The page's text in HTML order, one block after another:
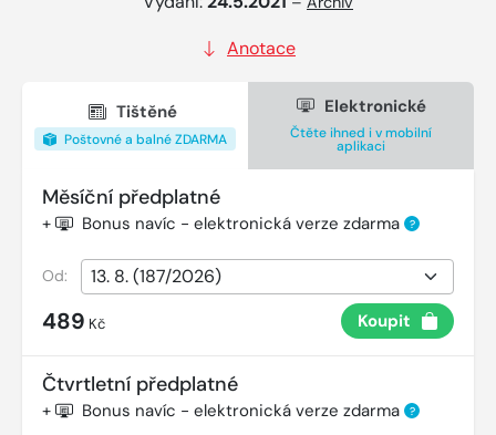
Anotace
Tištěné
Poštovné a balné ZDARMA
Elektronické
Čtěte ihned i v mobilní
aplikaci
Měsíční předplatné
+ Bonus navíc - elektronická verze zdarma ?
Od:
489 Kč Koupit
Čtvrtletní předplatné
+ Bonus navíc - elektronická verze zdarma ?